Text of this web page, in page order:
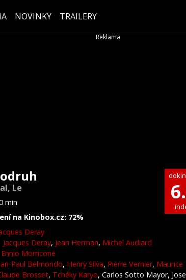
NOVINKY TRAILERY
Le
min
na Kinobox.cz: 72%
Deray
Jacques Deray, Jean Herman, Michel Audiard
Ennio Morricone
Paul Belmondo, Henry Silva, Pierre Vernier, Maurice
Brosset, Tchéky Karyo, Carlos Sotto Mayor,